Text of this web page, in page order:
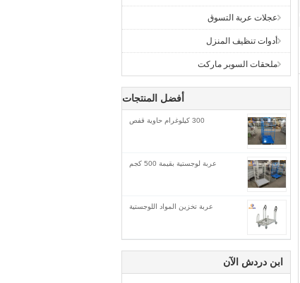
عجلات عربة التسوق
أدوات تنظيف المنزل
ملحقات السوبر ماركت
أفضل المنتجات
300 كيلوغرام حاوية قفص
عربة لوجستية بقيمة 500 كجم
عربة تخزين المواد اللوجستية
ابن دردش الآن